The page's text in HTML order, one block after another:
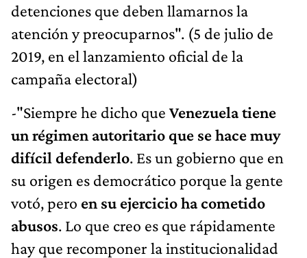
detenciones que deben llamarnos la
atención y preocuparnos". (5 de julio de
2019, en el lanzamiento oficial de la
campaña electoral)
-"Siempre he dicho que Venezuela tiene
un régimen autoritario que se hace muy
difícil defenderlo. Es un gobierno que en
su origen es democrático porque la gente
votó, pero en su ejercicio ha cometido
abusos. Lo que creo es que rápidamente
hay que recomponer la institucionalidad